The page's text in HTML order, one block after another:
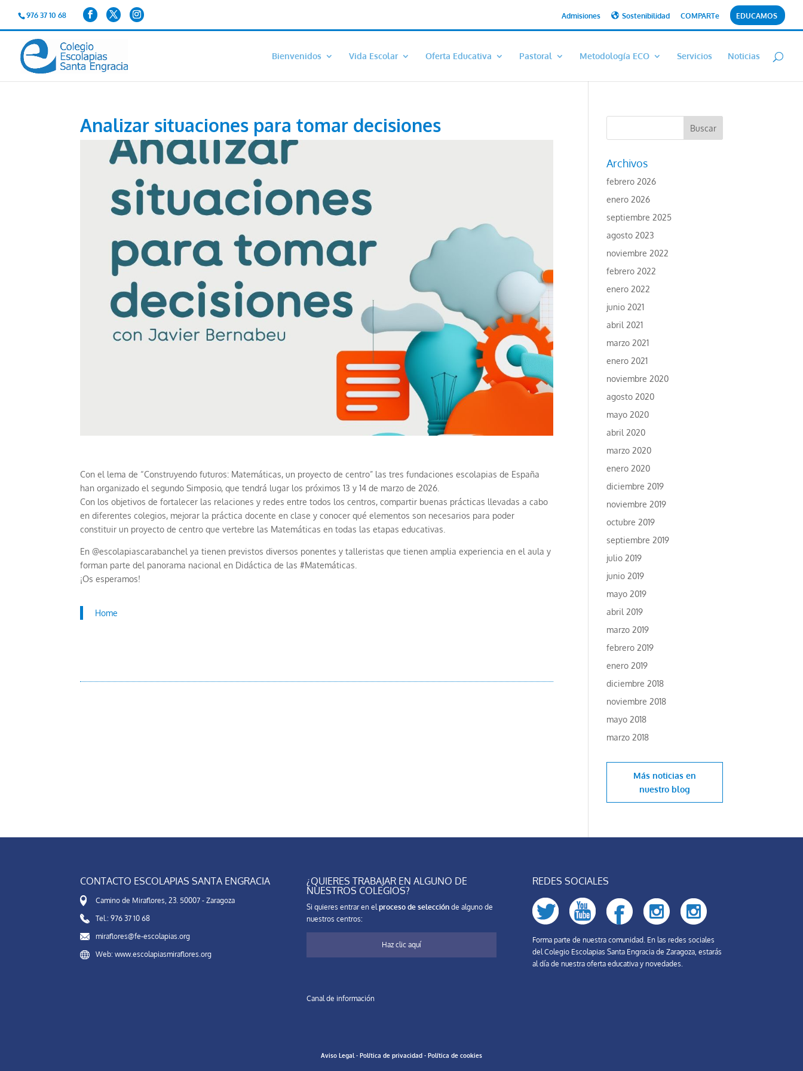
976 37 10 68 Admisiones Sostenibilidad COMPARTe EDUCAMOS
Bienvenidos Vida Escolar Oferta Educativa Pastoral Metodología ECO Servicios Noticias
Analizar situaciones para tomar decisiones
Con el lema de “Construyendo futuros: Matemáticas, un proyecto de centro” las tres fundaciones escolapias de España
han organizado el segundo Simposio, que tendrá lugar los próximos 13 y 14 de marzo de 2026.
Con los objetivos de fortalecer las relaciones y redes entre todos los centros, compartir buenas prácticas llevadas a cabo
en diferentes colegios, mejorar la práctica docente en clase y conocer qué elementos son necesarios para poder
constituir un proyecto de centro que vertebre las Matemáticas en todas las etapas educativas.
En @escolapiascarabanchel ya tienen previstos diversos ponentes y talleristas que tienen amplia experiencia en el aula y
forman parte del panorama nacional en Didáctica de las #Matemáticas.
¡Os esperamos!
Home
Archivos
febrero 2026
enero 2026
septiembre 2025
agosto 2023
noviembre 2022
febrero 2022
enero 2022
junio 2021
abril 2021
marzo 2021
enero 2021
noviembre 2020
agosto 2020
mayo 2020
abril 2020
marzo 2020
enero 2020
diciembre 2019
noviembre 2019
octubre 2019
septiembre 2019
julio 2019
junio 2019
mayo 2019
abril 2019
marzo 2019
febrero 2019
enero 2019
diciembre 2018
noviembre 2018
mayo 2018
marzo 2018
Más noticias en
nuestro blog
CONTACTO ESCOLAPIAS SANTA ENGRACIA
Camino de Miraflores, 23. 50007 - Zaragoza
Tel.: 976 37 10 68
miraflores@fe-escolapias.org
Web: www.escolapiasmiraflores.org
¿QUIERES TRABAJAR EN ALGUNO DE
NUESTROS COLEGIOS?
Si quieres entrar en el proceso de selecciónde alguno de
nuestros centros:
Haz clic aquí
Canal de información
REDES SOCIALES
Forma parte de nuestra comunidad. En las redes sociales
del Colegio Escolapias Santa Engracia de Zaragoza, estarás
al día de nuestra oferta educativa y novedades.
Aviso Legal - Política de privacidad - Política de cookies